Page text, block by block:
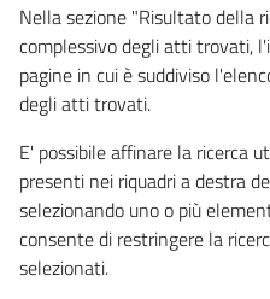
Nella sezione "Risultato della
complessivo degli atti trovati,
pagine in cui è suddiviso
degli atti trovati.
E' possibile affinare la ricerca
presenti nei riquadri a destra
selezionando uno o più
consente di restringere la
selezionati.